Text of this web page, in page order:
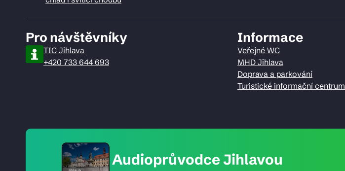
Pro návštěvníky
TIC Jihlava
+420 733 644 693
Informace
Veřejné WC
MHD Jihlava
Doprava a parkování
Turistické informační centrum
Audioprůvodce Jihlavou